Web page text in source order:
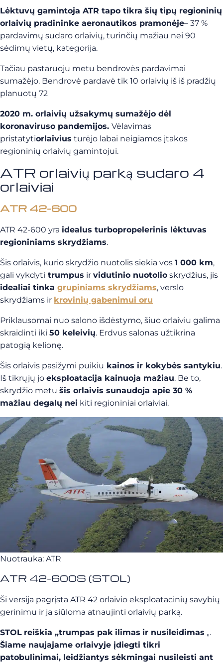
Lėktuvų gamintoja ATR tapo tikra šių tipų regioninių
orlaivių pradininke aeronautikos pramonėje– 37 %
pardavimų sudaro orlaivių, turinčių mažiau nei 90
sėdimų vietų, kategorija.
Tačiau pastaruoju metu bendrovės pardavimai
sumažėjo. Bendrovė pardavė tik 10 orlaivių iš iš pradžių
planuotų 72
2020 m. orlaivių užsakymų sumažėjo dėl
koronaviruso pandemijos. Vėlavimas
pristatytiorlaivius turėjo labai neigiamos įtakos
regioninių orlaivių gamintojui.
ATR orlaivių parką sudaro 4
orlaiviai
ATR 42-600
ATR 42-600 yra idealus turbopropelerinis lėktuvas
regioniniams skrydžiams.
Šis orlaivis, kurio skrydžio nuotolis siekia vos 1 000 km,
gali vykdyti trumpus ir vidutinio nuotolio skrydžius, jis
idealiai tinka grupiniams skrydžiams, verslo
skrydžiams ir krovinių gabenimui oru
Priklausomai nuo salono išdėstymo, šiuo orlaiviu galima
skraidinti iki 50 keleivių. Erdvus salonas užtikrina
patogią kelionę.
Šis orlaivis pasižymi puikiu kainos ir kokybės santykiu.
Iš tikrųjų jo eksploatacija kainuoja mažiau. Be to,
skrydžio metu šis orlaivis sunaudoja apie 30 %
mažiau degalų nei kiti regioniniai orlaiviai.
Nuotrauka: ATR
ATR 42-600S (STOL)
Ši versija pagrįsta ATR 42 orlaivio eksploatacinių savybių
gerinimu ir ja siūloma atnaujinti orlaivių parką.
STOL reiškia „trumpas pak ilimas ir nusileidimas „.
Šiame naujajame orlaivyje įdiegti tikri
patobulinimai, leidžiantys sėkmingai nusileisti ant